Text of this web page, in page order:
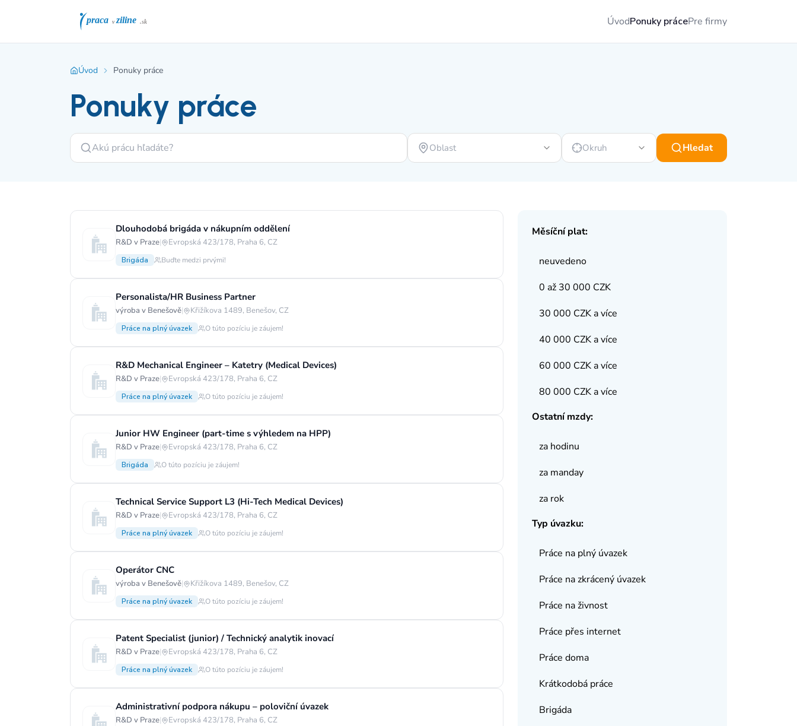
ÚvodPonuky prácePre firmy
Úvod Ponuky práce
Ponuky práce
Oblast Okruh Hledat
Dlouhodobá brigáda v nákupním oddělení
R&D v Praze| Evropská 423/178, Praha 6, CZ
Brigáda Buďte medzi prvými!
Personalista/HR Business Partner
výroba v Benešově| Křižíkova 1489, Benešov, CZ
Práce na plný úvazek O túto pozíciu je záujem!
R&D Mechanical Engineer – Katetry (Medical Devices)
R&D v Praze| Evropská 423/178, Praha 6, CZ
Práce na plný úvazek O túto pozíciu je záujem!
Junior HW Engineer (part-time s výhledem na HPP)
R&D v Praze| Evropská 423/178, Praha 6, CZ
Brigáda O túto pozíciu je záujem!
Technical Service Support L3 (Hi-Tech Medical Devices)
R&D v Praze| Evropská 423/178, Praha 6, CZ
Práce na plný úvazek O túto pozíciu je záujem!
Operátor CNC
výroba v Benešově| Křižíkova 1489, Benešov, CZ
Práce na plný úvazek O túto pozíciu je záujem!
Patent Specialist (junior) / Technický analytik inovací
R&D v Praze| Evropská 423/178, Praha 6, CZ
Práce na plný úvazek O túto pozíciu je záujem!
Administrativní podpora nákupu – poloviční úvazek
R&D v Praze| Evropská 423/178, Praha 6, CZ
Měsíční plat:
neuvedeno
0 až 30 000 CZK
30 000 CZK a více
40 000 CZK a více
60 000 CZK a více
80 000 CZK a více
Ostatní mzdy:
za hodinu
za manday
za rok
Typ úvazku:
Práce na plný úvazek
Práce na zkrácený úvazek
Práce na živnost
Práce přes internet
Práce doma
Krátkodobá práce
Brigáda